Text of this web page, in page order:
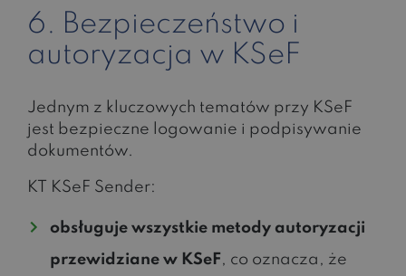
6. Bezpieczeństwo i
autoryzacja w KSeF
Jednym z kluczowych tematów przy KSeF
jest bezpieczne logowanie i podpisywanie
dokumentów.
KT KSeF Sender:
obsługuje wszystkie metody autoryzacji
przewidziane w KSeF , co oznacza, że